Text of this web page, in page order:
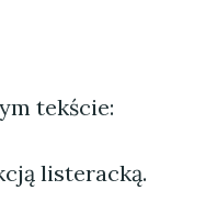
tekście:
listeracką.